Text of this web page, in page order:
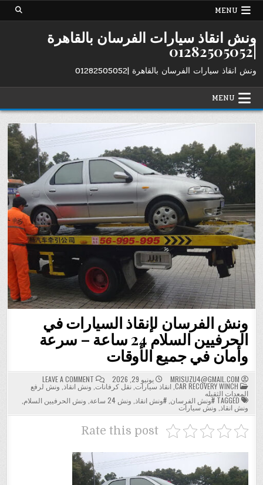
Skip
MENU
ونش انقاذ سيارات الفرسان بالقاهرة
|01282505052
ونش انقاذ سيارات الفرسان بالقاهرة |01282505052
MENU
ونش الفرسان لإنقاذ السيارات في
الحرفيين السلام 24 ساعة – سرعة
وأمان في جميع الأوقات
MRISUZU4@GMAIL.COM يونيو 29, 2026 LEAVE A COMMENT
ON
ونش
الفرسان
لإنقاذ
السيارات
في
POSTED
IN
CAR RECOVERY WINCH
,انقاذ سيارات ,نقل كرفانات ونش انقاذ ونش لرفع
المعدات الثقيله
#ونش الفرسان ,#ونش انقاذ ونش 24 ساعة ونش الحرفيين السلام
ونش انقاذ ونش سيارات
Rate this post